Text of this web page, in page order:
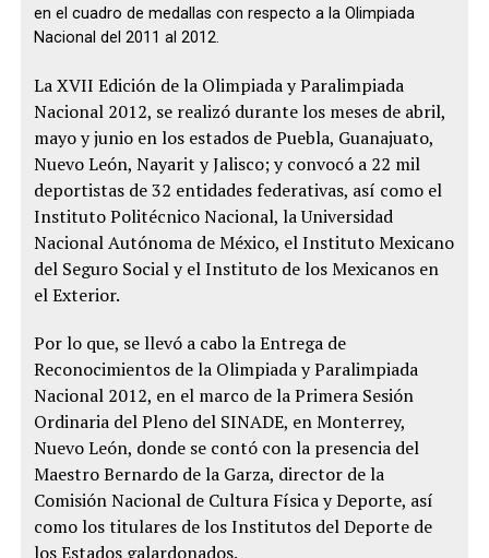
en el cuadro de medallas con respecto a la Olimpiada
Nacional del 2011 al 2012.
La XVII Edición de la Olimpiada y Paralimpiada
Nacional 2012, se realizó durante los meses de abril,
mayo y junio en los estados de Puebla, Guanajuato,
Nuevo León, Nayarit y Jalisco; y convocó a 22 mil
deportistas de 32 entidades federativas, así como el
Instituto Politécnico Nacional, la Universidad
Nacional Autónoma de México, el Instituto Mexicano
del Seguro Social y el Instituto de los Mexicanos en
el Exterior.
Por lo que, se llevó a cabo la Entrega de
Reconocimientos de la Olimpiada y Paralimpiada
Nacional 2012, en el marco de la Primera Sesión
Ordinaria del Pleno del SINADE, en Monterrey,
Nuevo León, donde se contó con la presencia del
Maestro Bernardo de la Garza, director de la
Comisión Nacional de Cultura Física y Deporte, así
como los titulares de los Institutos del Deporte de
los Estados galardonados.